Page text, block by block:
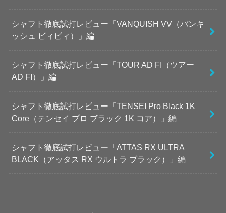
シャフト徹底試打レビュー「VANQUISH VV（バンキ
ッシュ ビィビィ）」編
シャフト徹底試打レビュー「TOUR AD FI（ツアー
AD FI）」編
シャフト徹底試打レビュー「TENSEI Pro Black 1K
Core（テンセイ プロ ブラック 1K コア）」編
シャフト徹底試打レビュー「ATTAS RX ULTRA
BLACK（アッタス RX ウルトラ ブラック）」編